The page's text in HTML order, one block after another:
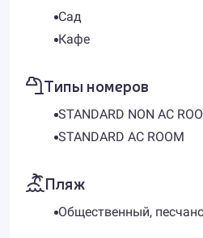
Сад
Кафе
Типы номеров
STANDARD NON AC
STANDARD AC ROOM
Пляж
Общественный,